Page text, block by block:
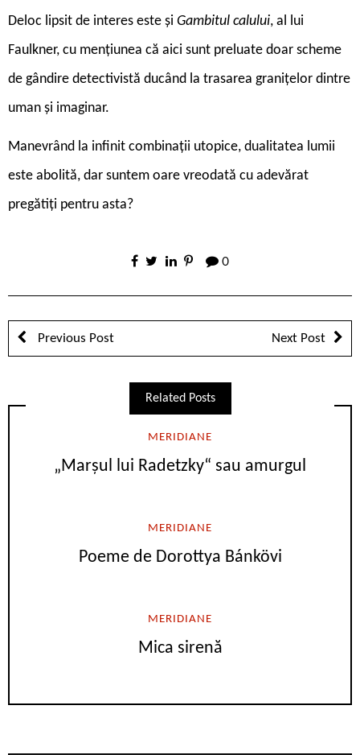
Deloc lipsit de interes este și Gambitul calului, al lui
Faulkner, cu mențiunea că aici sunt preluate doar scheme
de gândire detectivistă ducând la trasarea granițelor dintre
uman și imaginar.
Manevrând la infinit combinații utopice, dualitatea lumii
este abolită, dar suntem oare vreodată cu adevărat
pregătiți pentru asta?
0
Previous Post Next Post
Related Posts
MERIDIANE
„Marşul lui Radetzky“ sau amurgul
MERIDIANE
Poeme de Dorottya Bánkövi
MERIDIANE
Mica sirenă